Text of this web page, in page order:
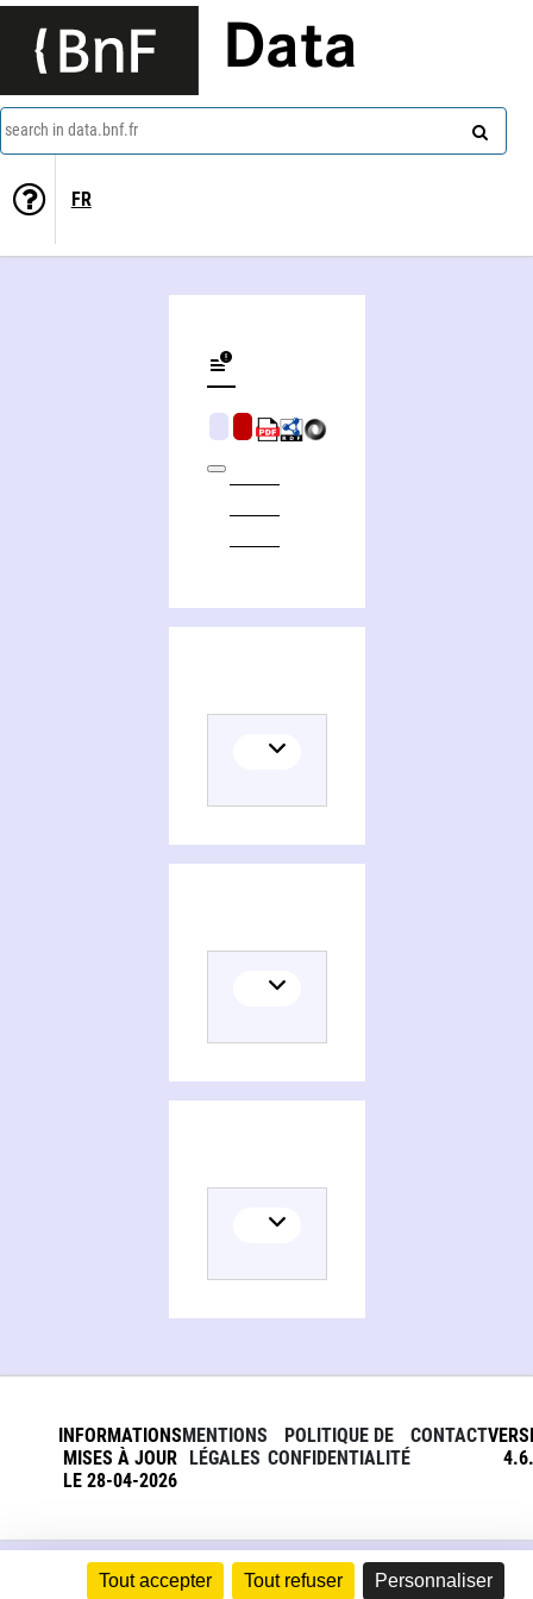
Tout accepter Tout refuser Personnaliser
Data
search in data.bnf.fr
FR
INFORMATIONS
MISES À JOUR
LE 28-04-2026
MENTIONS
LÉGALES
POLITIQUE DE
CONFIDENTIALITÉ
CONTACT